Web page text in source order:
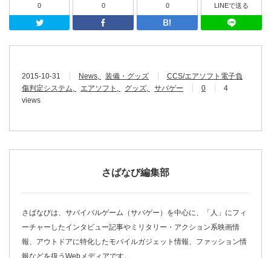
0
Twitter
0
Facebook
0
はてなブッ
LINEで送る
2015-10-31 News 装備・グッズ
CCS/エアソフト電子負
傷判定システム
エアソフト グッズ サバゲー 0
4
views
さばなび編集部
さばなびは、サバイバルゲーム（サバゲー）を中心に、「人」にフィ
ーチャーしたインタビュー記事やミリタリー・アクション系映画情
報、アウトドアに特化したモバイルガジェット情報、ファッション情
報などを扱うWebメディアです。